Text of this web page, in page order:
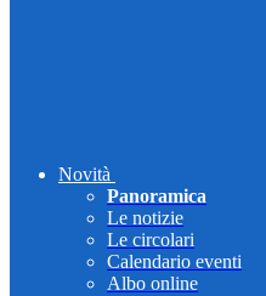
Novità
Panoramica
Le notizie
Le circolari
Calendario eventi
Albo online